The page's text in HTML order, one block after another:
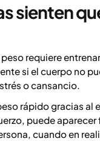
sienten
requiere
si el cuerpo no
o cansancio.
rápido gracias al
puede
cuando en